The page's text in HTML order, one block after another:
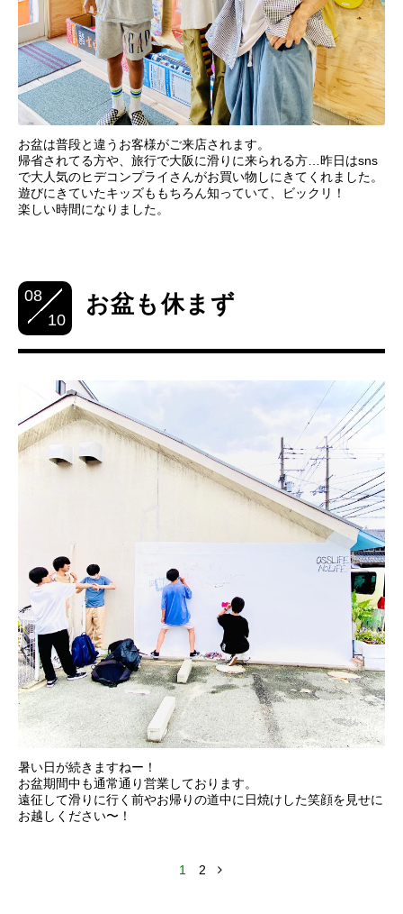
お盆は普段と違うお客様がご来店されます。
帰省されてる方や、旅行で大阪に滑りに来られる方…昨日はsns
で大人気のヒデコンプライさんがお買い物しにきてくれました。
遊びにきていたキッズももちろん知っていて、ビックリ！
楽しい時間になりました。
08
10
お盆も休まず
暑い日が続きますねー！
お盆期間中も通常通り営業しております。
遠征して滑りに行く前やお帰りの道中に日焼けした笑顔を見せに
お越しください〜！
1 2